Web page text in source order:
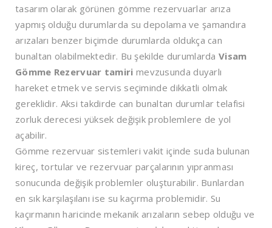
tasarım olarak görünen gömme rezervuarlar arıza
yapmış olduğu durumlarda su depolama ve şamandıra
arızaları benzer biçimde durumlarda oldukça can
bunaltan olabilmektedir. Bu şekilde durumlardaVisam
Gömme Rezervuar tamiri mevzusunda duyarlı
hareket etmek ve servis seçiminde dikkatli olmak
gereklidir. Aksi takdirde can bunaltan durumlar telafisi
zorluk derecesi yüksek değişik problemlere de yol
açabilir.
Gömme rezervuar sistemleri vakit içinde suda bulunan
kireç, tortular ve rezervuar parçalarının yıpranması
sonucunda değişik problemler oluşturabilir. Bunlardan
en sık karşılaşılanı ise su kaçırma problemidir. Su
kaçırmanın haricinde mekanik arızaların sebep olduğu ve